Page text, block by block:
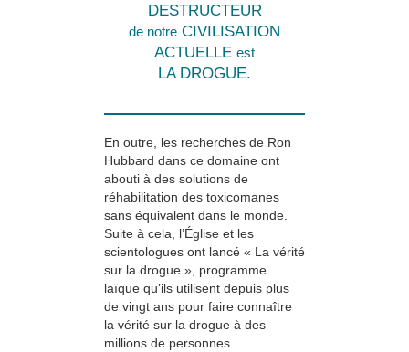
DESTRUCTEUR
de notre CIVILISATION
ACTUELLE est
LA DROGUE.
En outre, les recherches de Ron
Hubbard dans ce domaine ont
abouti à des solutions de
réhabilitation des toxicomanes
sans équivalent dans le monde.
Suite à cela, l’Église et les
scientologues ont lancé « La vérité
sur la drogue », programme
laïque qu’ils utilisent depuis plus
de vingt ans pour faire connaître
la vérité sur la drogue à des
millions de personnes.